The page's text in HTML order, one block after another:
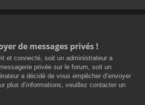
de messages privés !
et connecté, soit un administrateur a
privée sur le forum, soit un
a décidé de vous empêcher d’envoyer
plus d’informations, veuillez contacter un